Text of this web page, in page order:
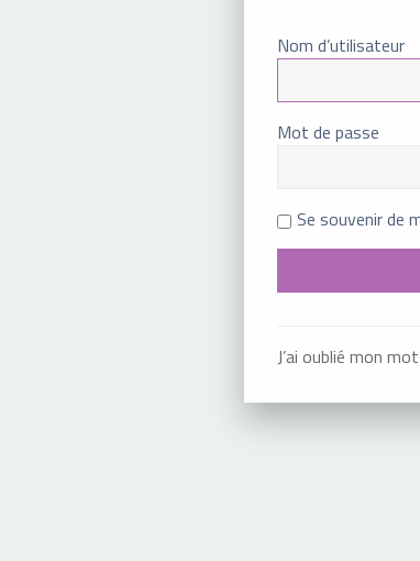
Nom d’utilisateur
Mot de passe
Se souvenir de
J’ai oublié mon